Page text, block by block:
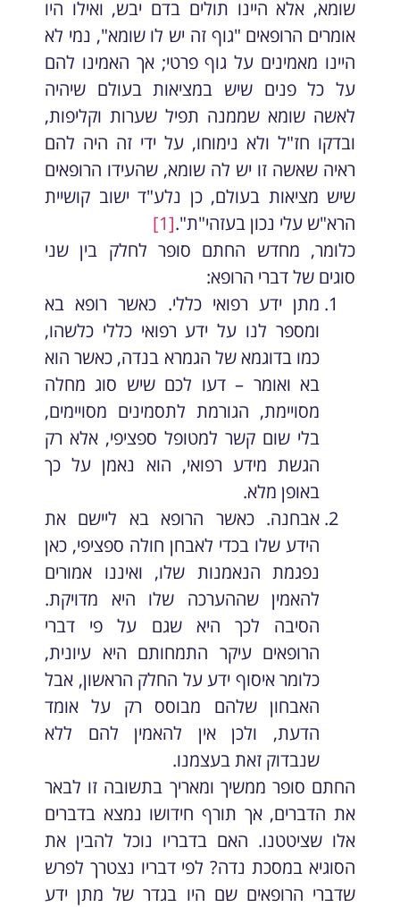
שומא, אלא היינו תולים בדם יבש, ואילו היו
אומרים הרופאים "גוף זה יש לו שומא", נמי לא
היינו מאמינים על גוף פרטי; אך האמינו להם
על כל פנים שיש במציאות בעולם שיהיה
לאשה שומא שממנה תפיל שערות וקליפות,
ובדקו חז"ל ולא נימוחו, על ידי זה היה להם
ראיה שאשה זו יש לה שומא, שהעידו הרופאים
שיש מציאות בעולם, כן נלע"ד ישוב קושיית
הרא"ש עלי נכון בעזהי"ת".[1]
כלומר, מחדש החתם סופר לחלק בין שני
סוגים של דברי הרופא:
מתן ידע רפואי כללי. כאשר רופא בא
ומספר לנו על ידע רפואי כללי כלשהו,
כמו בדוגמא של הגמרא בנדה, כאשר הוא
בא ואומר – דעו לכם שיש סוג מחלה
מסויימת, הגורמת לתסמינים מסויימים,
בלי שום קשר למטופל ספציפי, אלא רק
הגשת מידע רפואי, הוא נאמן על כך
באופן מלא.
אבחנה. כאשר הרופא בא ליישם את
הידע שלו בכדי לאבחן חולה ספציפי, כאן
נפגמת הנאמנות שלו, ואיננו אמורים
להאמין שההערכה שלו היא מדויקת.
הסיבה לכך היא שגם על פי דברי
הרופאים עיקר התמחותם היא עיונית,
כלומר איסוף ידע על החלק הראשון, אבל
האבחון שלהם מבוסס רק על אומד
הדעת, ולכן אין להאמין להם ללא
שנבדוק זאת בעצמנו.
החתם סופר ממשיך ומאריך בתשובה זו לבאר
את הדברים, אך תורף חידושו נמצא בדברים
אלו שציטטנו. האם בדבריו נוכל להבין את
הסוגיא במסכת נדה? לפי דבריו נצטרך לפרש
שדברי הרופאים שם היו בגדר של מתן ידע